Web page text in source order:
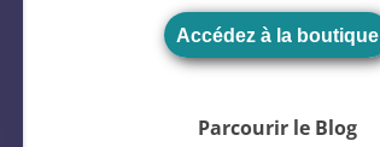
Accédez à la boutique
Parcourir le Blog